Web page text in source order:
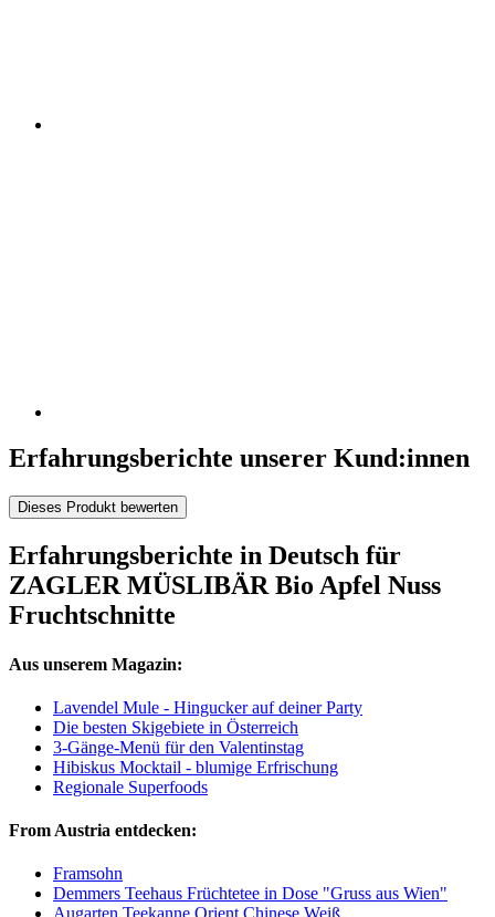
Erfahrungsberichte unserer Kund:innen
Dieses Produkt bewerten
Erfahrungsberichte in Deutsch für
ZAGLER MÜSLIBÄR Bio Apfel Nuss
Fruchtschnitte
Aus unserem Magazin:
Lavendel Mule - Hingucker auf deiner Party
Die besten Skigebiete in Österreich
3-Gänge-Menü für den Valentinstag
Hibiskus Mocktail - blumige Erfrischung
Regionale Superfoods
From Austria entdecken:
Framsohn
Demmers Teehaus Früchtetee in Dose "Gruss aus Wien"